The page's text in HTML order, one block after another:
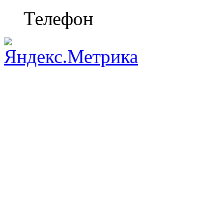
Телефон